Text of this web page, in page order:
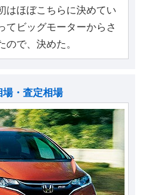
はほぼこちらに決めてい
てビッグモーターからさ
ので、決めた。
場・査定相場